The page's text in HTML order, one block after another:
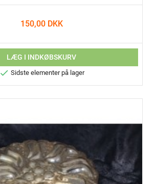
150,00 DKK
LÆG I INDKØBSKURV
 Sidste elementer på lager